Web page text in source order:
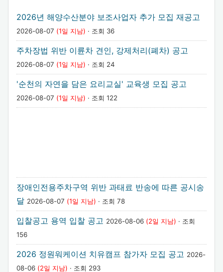
2026년 해양수산분야 보조사업자 추가 모집 재공고
2026-08-07 (1일 지남) · 조회 36
주차장법 위반 이륜차 견인, 강제처리(폐차) 공고
2026-08-07 (1일 지남) · 조회 24
'순천의 자연을 담은 요리교실' 교육생 모집 공고
2026-08-07 (1일 지남) · 조회 122
장애인전용주차구역 위반 과태료 반송에 따른 공시송
달 2026-08-07 (1일 지남) · 조회 78
입찰공고 용역 입찰 공고 2026-08-06 (2일 지남) · 조회
156
2026 정원워케이션 치유캠프 참가자 모집 공고 2026-
08-06 (2일 지남) · 조회 293